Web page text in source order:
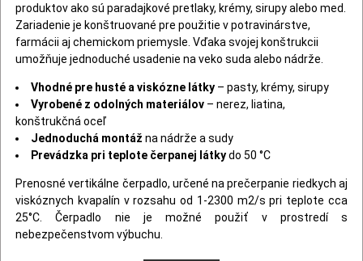
produktov ako sú paradajkové pretlaky, krémy, sirupy alebo med.
Zariadenie je konštruované pre použitie v potravinárstve,
farmácii aj chemickom priemysle. Vďaka svojej konštrukcii
umožňuje jednoduché usadenie na veko suda alebo nádrže.
Vhodné pre husté a viskózne látky – pasty, krémy, sirupy
Vyrobené z odolných materiálov – nerez, liatina,
konštrukčná oceľ
Jednoduchá montáž na nádrže a sudy
Prevádzka pri teplote čerpanej látkydo 50 °C
Prenosné vertikálne čerpadlo, určené na prečerpanie riedkych aj
viskóznych kvapalín v rozsahu od 1-2300 m2/s pri teplote cca
25°C. Čerpadlo nie je možné použiť v prostredí s
nebezpečenstvom výbuchu.